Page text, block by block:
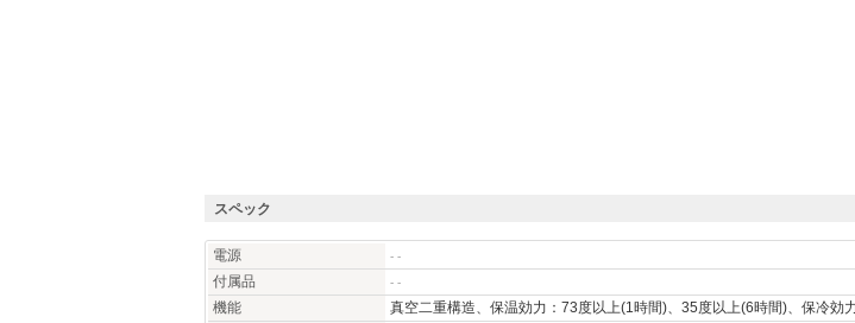
スペック
電源 - -
付属品 - -
機能 真空二重構造、保温効力：73度以上(1時間)、35度以上(6時間)、保冷効